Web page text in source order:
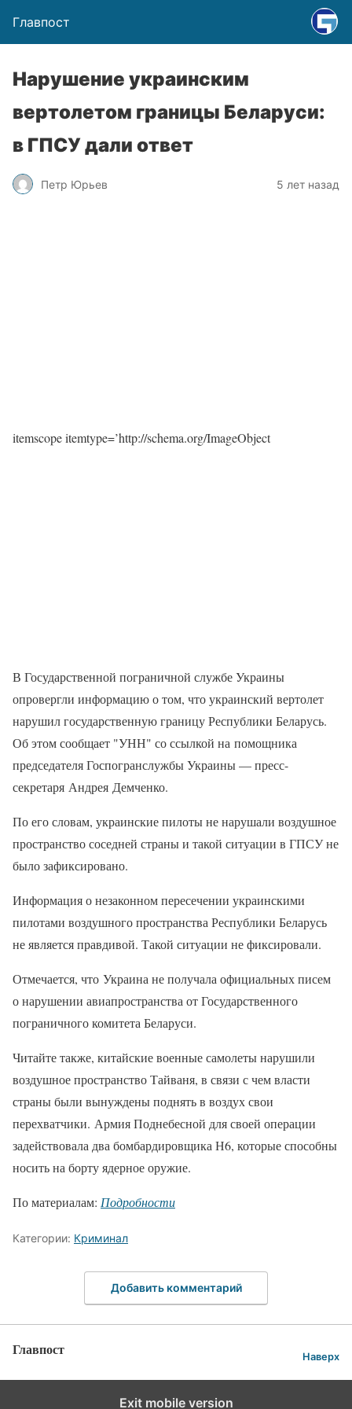
Главпост
Нарушение украинским
вертолетом границы Беларуси:
в ГПСУ дали ответ
Петр Юрьев 5 лет назад
itemscope itemtype=’http://schema.org/ImageObject
В Государственной пограничной службе Украины
опровергли информацию о том, что украинский вертолет
нарушил государственную границу Республики Беларусь.
Об этом сообщает "УНН" со ссылкой на помощника
председателя Госпогранслужбы Украины — пресс-
секретаря Андрея Демченко.
По его словам, украинские пилоты не нарушали воздушное
пространство соседней страны и такой ситуации в ГПСУ не
было зафиксировано.
Информация о незаконном пересечении украинскими
пилотами воздушного пространства Республики Беларусь
не является правдивой. Такой ситуации не фиксировали.
Отмечается, что Украина не получала официальных писем
о нарушении авиапространства от Государственного
пограничного комитета Беларуси.
Читайте также, китайские военные самолеты нарушили
воздушное пространство Тайваня, в связи с чем власти
страны были вынуждены поднять в воздух свои
перехватчики. Армия Поднебесной для своей операции
задействовала два бомбардировщика Н6, которые способны
носить на борту ядерное оружие.
По материалам: Подробности
Категории: Криминал
Добавить комментарий
Главпост Наверх
Exit mobile version